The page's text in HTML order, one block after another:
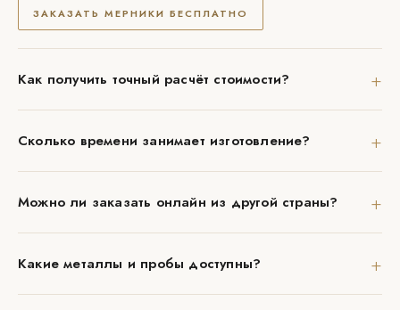
ЗАКАЗАТЬ МЕРНИКИ БЕСПЛАТНО
Как получить точный расчёт стоимости? +
Сколько времени занимает изготовление? +
Можно ли заказать онлайн из другой страны? +
Какие металлы и пробы доступны? +